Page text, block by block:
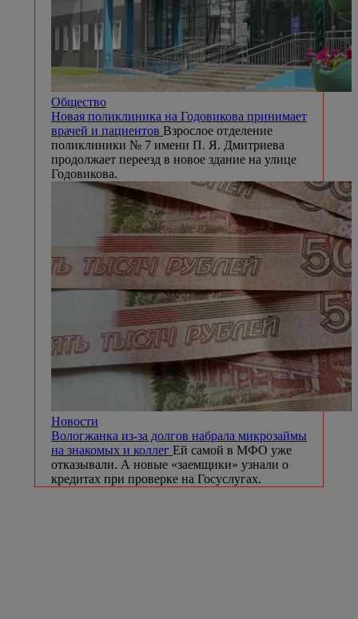
Общество
Новая поликлиника на Годовикова принимает
врачей и пациентов Взрослое отделение
поликлиники № 7 имени П. Я. Дмитриева
продолжает переезд в новое здание на улице
Годовикова.
Новости
Вологжанка из-за долгов набрала микрозаймы
на знакомых и коллег Ей самой в МФО уже
отказывали. А новые «заемщики» узнали о
кредитах при проверке на Госуслугах.